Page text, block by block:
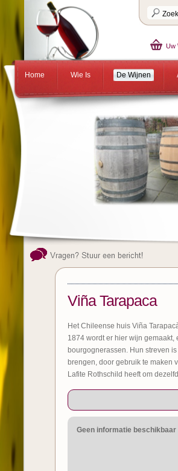
Uw
Home Wie Is De Wijnen
Viña Tarapaca
Het Chileense huis Viña
1874 wordt er hier wijn
bourgognerassen. Hun streven
brengen, door gebruik te maken
Lafite Rothschild heeft om
Geen informatie beschikbaar